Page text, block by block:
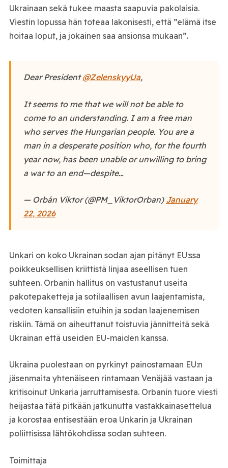
Ukrainaan sekä tukee maasta saapuvia pakolaisia.
Viestin lopussa hän toteaa lakonisesti, että ”elämä itse
hoitaa loput, ja jokainen saa ansionsa mukaan”.
Dear President@ZelenskyyUa,
It seems to me that we will not be able to
come to an understanding. I am a free man
who serves the Hungarian people. You are a
man in a desperate position who, for the fourth
year now, has been unable or unwilling to bring
a war to an end—despite…
— Orbán Viktor (@PM_ViktorOrban) January
22, 2026
Unkari on koko Ukrainan sodan ajan pitänyt EU:ssa
poikkeuksellisen kriittistä linjaa aseellisen tuen
suhteen. Orbanin hallitus on vastustanut useita
pakotepaketteja ja sotilaallisen avun laajentamista,
vedoten kansallisiin etuihin ja sodan laajenemisen
riskiin. Tämä on aiheuttanut toistuvia jännitteitä sekä
Ukrainan että useiden EU-maiden kanssa.
Ukraina puolestaan on pyrkinyt painostamaan EU:n
jäsenmaita yhtenäiseen rintamaan Venäjää vastaan ja
kritisoinut Unkaria jarruttamisesta. Orbanin tuore viesti
heijastaa tätä pitkään jatkunutta vastakkainasettelua
ja korostaa entisestään eroa Unkarin ja Ukrainan
poliittisissa lähtökohdissa sodan suhteen.
Toimittaja